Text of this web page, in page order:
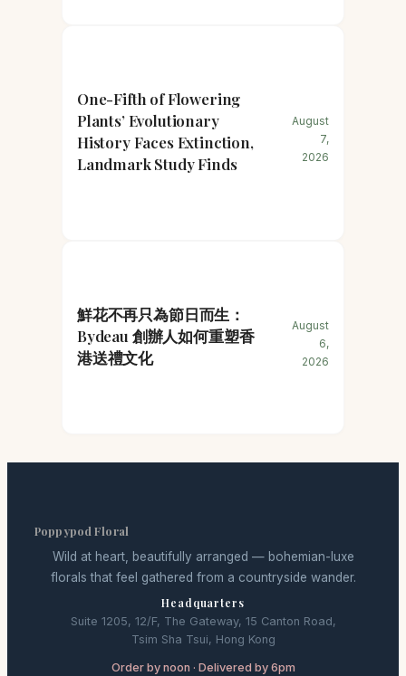
One-Fifth of Flowering
Plants’ Evolutionary
History Faces Extinction,
Landmark Study Finds
August
7,
2026
鮮花不再只為節日而生：
Bydeau 創辦人如何重塑香
港送禮文化
August
6,
2026
Poppypod Floral
Wild at heart, beautifully arranged — bohemian-luxe
florals that feel gathered from a countryside wander.
Headquarters
Suite 1205, 12/F, The Gateway, 15 Canton Road,
Tsim Sha Tsui, Hong Kong
Order by noon · Delivered by 6pm